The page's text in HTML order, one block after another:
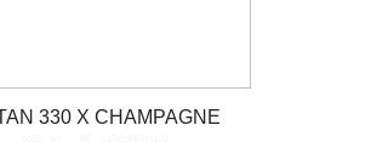
330 X CHAMPAGNE